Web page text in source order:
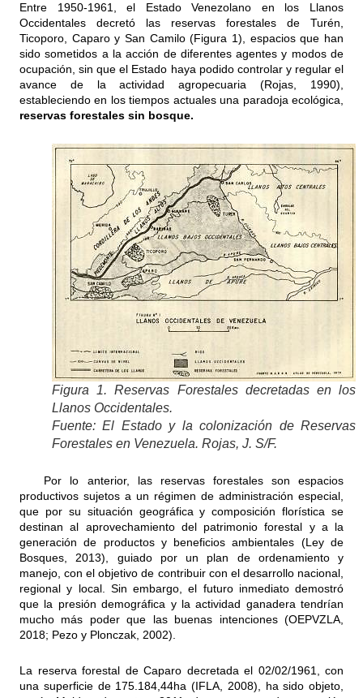
Entre 1950-1961, el Estado Venezolano en los Llanos
Occidentales decretó las reservas forestales de Turén,
Ticoporo, Caparo y San Camilo (Figura 1), espacios que han
sido sometidos a la acción de diferentes agentes y modos de
ocupación, sin que el Estado haya podido controlar y regular el
avance de la actividad agropecuaria (Rojas, 1990),
estableciendo en los tiempos actuales una paradoja ecológica,
reservas forestales sin bosque.
Figura 1. Reservas Forestales decretadas en los
Llanos Occidentales.
Fuente: El Estado y la colonización de Reservas
Forestales en Venezuela. Rojas, J. S/F.
Por lo anterior, las reservas forestales son espacios
productivos sujetos a un régimen de administración especial,
que por su situación geográfica y composición florística se
destinan al aprovechamiento del patrimonio forestal y a la
generación de productos y beneficios ambientales (Ley de
Bosques, 2013), guiado por un plan de ordenamiento y
manejo, con el objetivo de contribuir con el desarrollo nacional,
regional y local. Sin embargo, el futuro inmediato demostró
que la presión demográfica y la actividad ganadera tendrían
mucho más poder que las buenas intenciones (OEPVZLA,
2018; Pezo y Plonczak, 2002).
La reserva forestal de Caparo decretada el 02/02/1961, con
una superficie de 175.184,44ha (IFLA, 2008), ha sido objeto,